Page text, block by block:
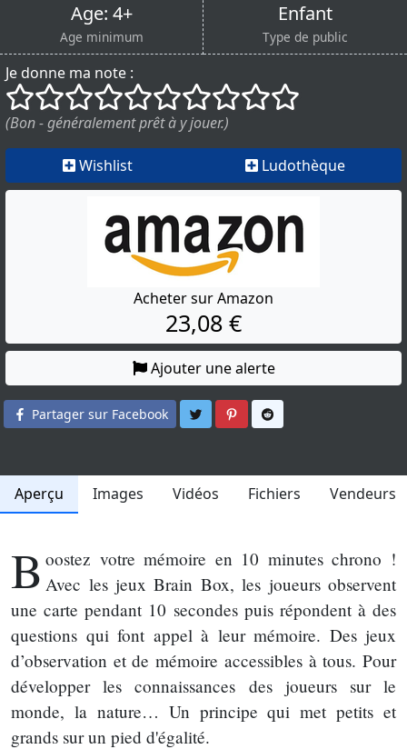
Age: 4+
Age minimum
Enfant
Type de public
Je donne ma note :
()
() () () () () () () ()
()
(Bon - généralement prêt à y jouer.)
Wishlist Ludothèque
Acheter sur Amazon
23,08 €
Ajouter une alerte
Partager sur Facebook Partager sur Twitter
Partager sur Pinterest
Aperçu Images Vidéos Fichiers Vendeurs
B oostez votre mémoire en 10 minutes chrono !
Avec les jeux Brain Box, les joueurs observent
une carte pendant 10 secondes puis répondent à des
questions qui font appel à leur mémoire. Des jeux
d’observation et de mémoire accessibles à tous. Pour
développer les connaissances des joueurs sur le
monde, la nature… Un principe qui met petits et
grands sur un pied d'égalité.